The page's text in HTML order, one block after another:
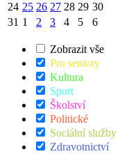
24 25 26 27 28 29 30
31 1 2 3 4 5 6
Zobrazit vše
Pro seniory
Kultura
Sport
Školství
Politické
Sociální služby
Zdravotnictví